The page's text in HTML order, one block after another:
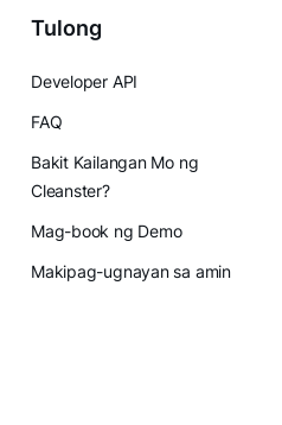
Tulong
Developer API
FAQ
Bakit Kailangan Mo ng
Cleanster?
Mag-book ng Demo
Makipag-ugnayan sa amin